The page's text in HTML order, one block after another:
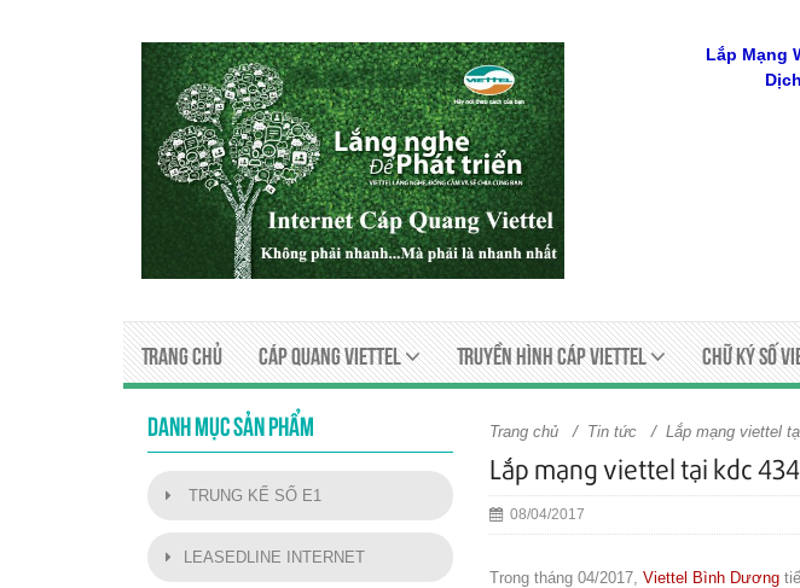
Lắp Mạng
Trang chủ Cáp quang viettel Truyền Hình Cáp Viettel Chữ ký số
DANH MỤC SẢN PHẨM
TRUNG KẾ SỐ E1
LEASEDLINE INTERNET
Trang chủ/ Tin tức / Lắp mạng viettel
Lắp mạng viettel tại kdc
08/04/2017
Trong tháng 04/2017, Viettel Bình Dương